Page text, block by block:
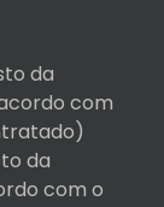
da
com
da
com o